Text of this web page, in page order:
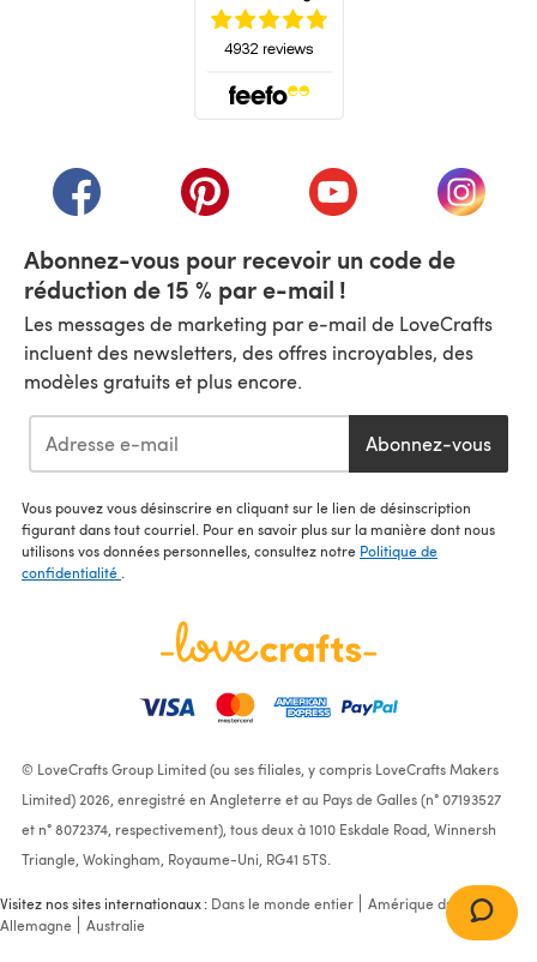
(s'ouvre dans un nouvel onglet)
(s'ouvre dans un nouvel onglet)
(s'ouvre dans un(s'ouvre
Abonnez-vous pour recevoir un code de
réduction de 15 % par e-mail !
Les messages de marketing par e-mail de LoveCrafts
incluent des newsletters, des offres incroyables, des
modèles gratuits et plus encore.
Abonnez-vous
Vous pouvez vous désinscrire en cliquant sur le lien de désinscription
figurant dans tout courriel. Pour en savoir plus sur la manière dont nous
utilisons vos données personnelles, consultez notre Politique de
confidentialité
© LoveCrafts Group Limited (ou ses filiales, y compris LoveCrafts Makers
Limited) 2026, enregistré en Angleterre et au Pays de Galles (n° 07193527
et n° 8072374, respectivement), tous deux à 1010 Eskdale Road, Winnersh
Triangle, Wokingham, Royaume-Uni, RG41 5TS.
Visitez nos sites internationaux : Dans le monde entier
Amérique du Nord
Allemagne
Australie